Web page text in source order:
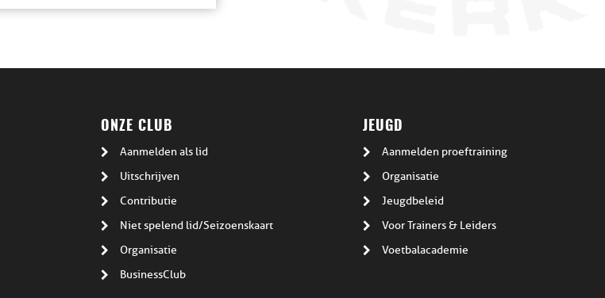
ONZE CLUB
Aanmelden als lid
Uitschrijven
Contributie
Niet spelend lid/Seizoenskaart
Organisatie
BusinessClub
JEUGD
Aanmelden proeftraining
Organisatie
Jeugdbeleid
Voor Trainers & Leiders
Voetbalacademie